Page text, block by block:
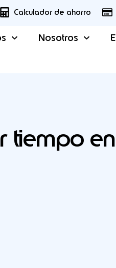
Calculador de ahorro
Nosotros
tiempo